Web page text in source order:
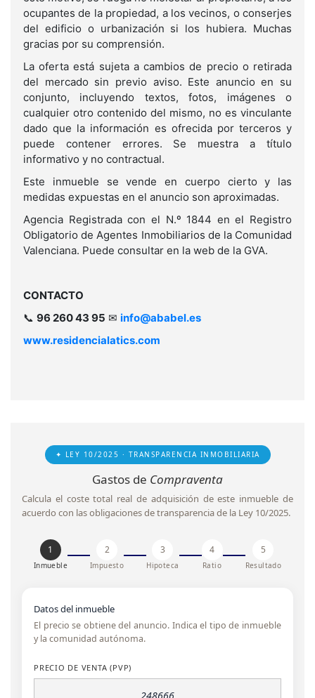
ocupantes de la propiedad, a los vecinos, o conserjes
del edificio o urbanización si los hubiera. Muchas
gracias por su comprensión.
La oferta está sujeta a cambios de precio o retirada
del mercado sin previo aviso. Este anuncio en su
conjunto, incluyendo textos, fotos, imágenes o
cualquier otro contenido del mismo, no es vinculante
dado que la información es ofrecida por terceros y
puede contener errores. Se muestra a título
informativo y no contractual.
Este inmueble se vende en cuerpo cierto y las
medidas expuestas en el anuncio son aproximadas.
Agencia Registrada con el N.º 1844 en el Registro
Obligatorio de Agentes Inmobiliarios de la Comunidad
Valenciana. Puede consultar en la web de la GVA.
CONTACTO
📞 96 260 43 95 ✉ info@ababel.es
www.residencialatics.com
✦ LEY 10/2025 · TRANSPARENCIA INMOBILIARIA
Gastos de Compraventa
Calcula el coste total real de adquisición de este inmueble de
acuerdo con las obligaciones de transparencia de la Ley 10/2025.
1
Inmueble
2
Impuesto
3
Hipoteca
4
Ratio
5
Resultado
Datos del inmueble
El precio se obtiene del anuncio. Indica el tipo de inmueble
y la comunidad autónoma.
PRECIO DE VENTA (PVP)